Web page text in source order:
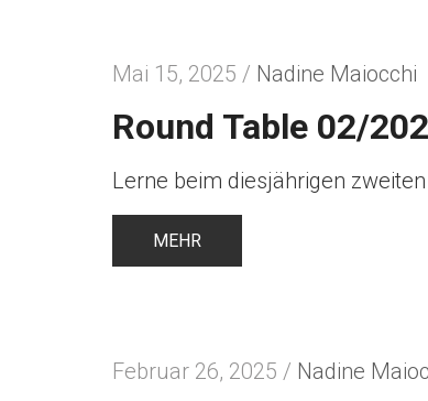
Mai 15, 2025 / Nadine Maiocchi
Round Table 02/
Lerne beim diesjährigen
MEHR
Februar 26, 2025 / Nadine